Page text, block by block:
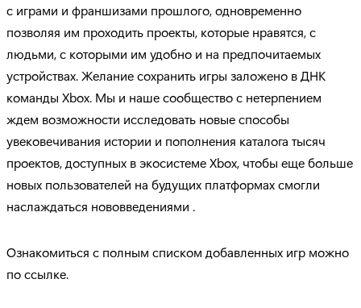
с играми и франшизами прошлого, одновременно
позволяя им проходить проекты, которые нравятся, с
людьми, с которыми им удобно и на предпочитаемых
устройствах. Желание сохранить игры заложено в ДНК
команды Xbox. Мы и наше сообщество с нетерпением
ждем возможности исследовать новые способы
увековечивания истории и пополнения каталога тысяч
проектов, доступных в экосистеме Xbox, чтобы еще больше
новых пользователей на будущих платформах смогли
наслаждаться нововведениями .
Ознакомиться с полным списком добавленных игр можно
по ссылке.